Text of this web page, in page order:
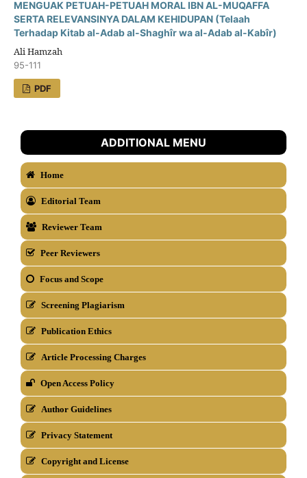
MENGUAK PETUAH-PETUAH MORAL IBN AL-MUQAFFA
SERTA RELEVANSINYA DALAM KEHIDUPAN (Telaah
Terhadap Kitab al-Adab al-Shaghîr wa al-Adab al-Kabîr)
Ali Hamzah
95-111
PDF
ADDITIONAL MENU
Home
Editorial Team
Reviewer Team
Peer Reviewers
Focus and Scope
Screening Plagiarism
Publication Ethics
Article Processing Charges
Open Access Policy
Author Guidelines
Privacy Statement
Copyright and License